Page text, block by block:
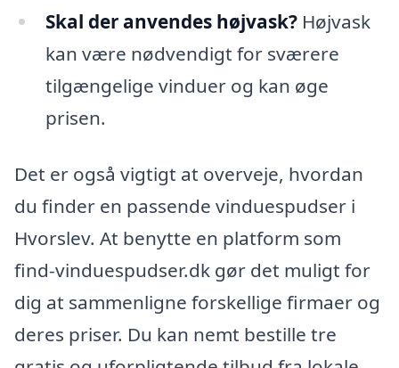
Skal der anvendes højvask?Højvask
kan være nødvendigt for sværere
tilgængelige vinduer og kan øge
prisen.
Det er også vigtigt at overveje, hvordan
du finder en passende vinduespudser i
Hvorslev. At benytte en platform som
find-vinduespudser.dk gør det muligt for
dig at sammenligne forskellige firmaer og
deres priser. Du kan nemt bestille tre